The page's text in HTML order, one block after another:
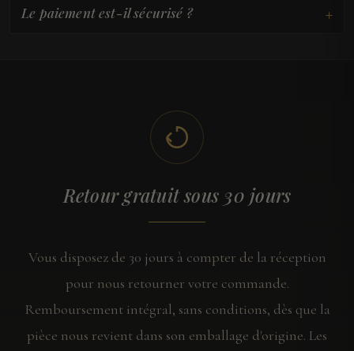
Le paiement est-il sécurisé ? +
Retour gratuit sous 30 jours
Vous disposez de 30 jours à compter de la réception
pour nous retourner votre commande.
Remboursement intégral, sans conditions, dès que la
pièce nous revient dans son emballage d'origine. Les